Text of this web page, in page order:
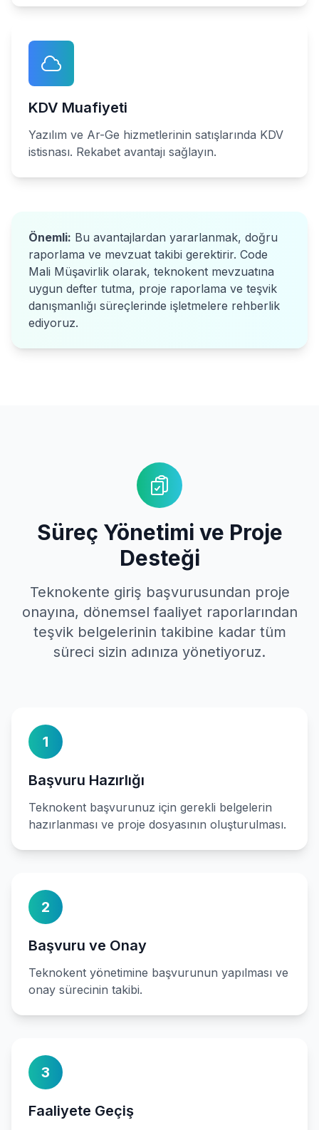
KDV Muafiyeti
Yazılım ve Ar-Ge hizmetlerinin satışlarında KDV
istisnası. Rekabet avantajı sağlayın.
Önemli: Bu avantajlardan yararlanmak, doğru
raporlama ve mevzuat takibi gerektirir. Code
Mali Müşavirlik olarak, teknokent mevzuatına
uygun defter tutma, proje raporlama ve teşvik
danışmanlığı süreçlerinde işletmelere rehberlik
ediyoruz.
Süreç Yönetimi ve Proje
Desteği
Teknokente giriş başvurusundan proje
onayına, dönemsel faaliyet raporlarından
teşvik belgelerinin takibine kadar tüm
süreci sizin adınıza yönetiyoruz.
1
Başvuru Hazırlığı
Teknokent başvurunuz için gerekli belgelerin
hazırlanması ve proje dosyasının oluşturulması.
2
Başvuru ve Onay
Teknokent yönetimine başvurunun yapılması ve
onay sürecinin takibi.
3
Faaliyete Geçiş